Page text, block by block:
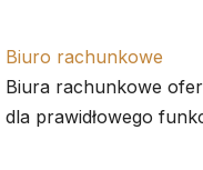
Biuro rachunkowe
Biura rachunkowe
dla prawidłowego